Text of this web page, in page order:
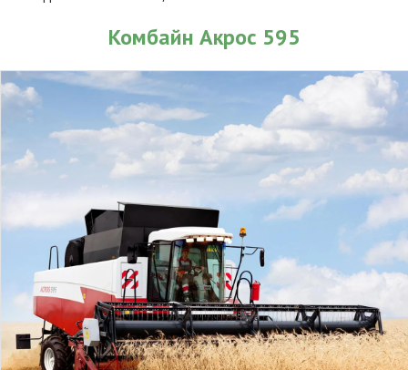
Комбайн Акрос 595